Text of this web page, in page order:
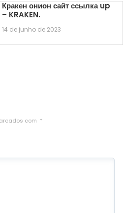
Кракен онион сайт ссылка up
– KRAKEN.
14 de junho de 2023
com *